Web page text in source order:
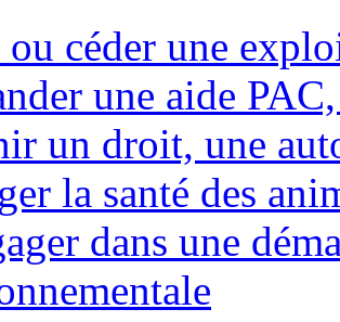
ou céder une
une aide
un droit, une
la santé des
dans une